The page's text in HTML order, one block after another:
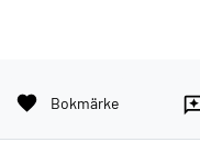
favorite Bokmärke